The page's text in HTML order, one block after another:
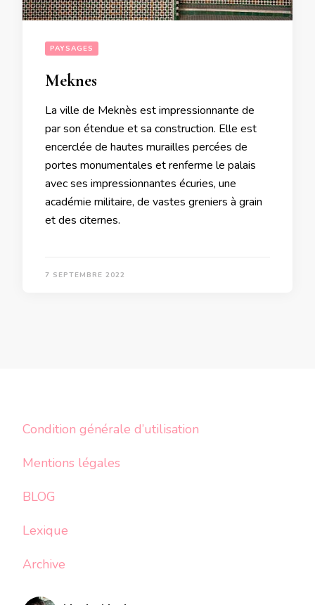
PAYSAGES
Meknes
La ville de Meknès est impressionnante de
par son étendue et sa construction. Elle est
encerclée de hautes murailles percées de
portes monumentales et renferme le palais
avec ses impressionnantes écuries, une
académie militaire, de vastes greniers à grain
et des citernes.
7 SEPTEMBRE 2022
Condition générale d’utilisation
Mentions légales
BLOG
Lexique
Archive